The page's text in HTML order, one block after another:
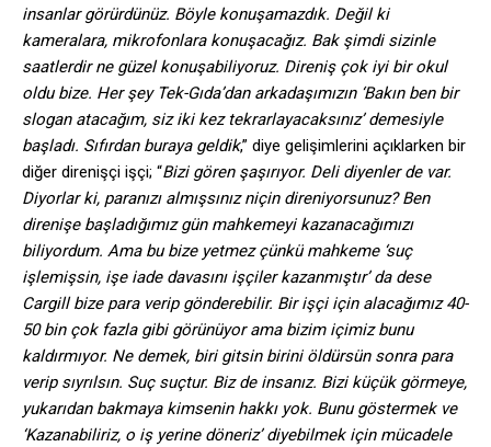
insanlar görürdünüz. Böyle konuşamazdık. Değil ki
kameralara, mikrofonlara konuşacağız. Bak şimdi sizinle
saatlerdir ne güzel konuşabiliyoruz. Direniş çok iyi bir okul
oldu bize. Her şey Tek-Gıda’dan arkadaşımızın ‘Bakın ben bir
slogan atacağım, siz iki kez tekrarlayacaksınız’ demesiyle
başladı. Sıfırdan buraya geldik,” diye gelişimlerini açıklarken bir
diğer direnişçi işçi; “Bizi gören şaşırıyor. Deli diyenler de var.
Diyorlar ki, paranızı almışsınız niçin direniyorsunuz? Ben
direnişe başladığımız gün mahkemeyi kazanacağımızı
biliyordum. Ama bu bize yetmez çünkü mahkeme ‘suç
işlemişsin, işe iade davasını işçiler kazanmıştır’ da dese
Cargill bize para verip gönderebilir. Bir işçi için alacağımız 40-
50 bin çok fazla gibi görünüyor ama bizim içimiz bunu
kaldırmıyor. Ne demek, biri gitsin birini öldürsün sonra para
verip sıyrılsın. Suç suçtur. Biz de insanız. Bizi küçük görmeye,
yukarıdan bakmaya kimsenin hakkı yok. Bunu göstermek ve
‘Kazanabiliriz, o iş yerine döneriz’ diyebilmek için mücadele